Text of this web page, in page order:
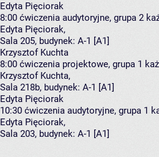
Edyta Pięciorak
8:00 ćwiczenia audytoryjne, grupa 2
Edyta Pięciorak,
Sala 205, budynek: A-1 [A1]
Krzysztof Kuchta
8:00 ćwiczenia projektowe, grupa 1
Krzysztof Kuchta,
Sala 218b, budynek: A-1 [A1]
Edyta Pięciorak
10:30 ćwiczenia audytoryjne, grupa 1
Edyta Pięciorak,
Sala 203, budynek: A-1 [A1]